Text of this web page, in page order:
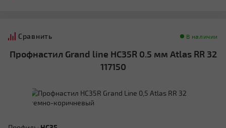
Сравнить В наличии
Профнастил Grand line HC35R 0.5 мм Atlas RR 32
117150